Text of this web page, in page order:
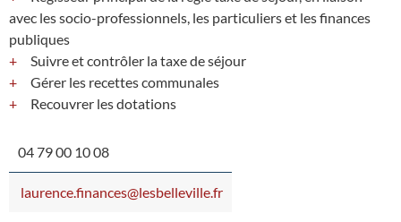
avec les socio-professionnels, les particuliers et les finances
publiques
Suivre et contrôler la taxe de séjour
Gérer les recettes communales
Recouvrer les dotations
04 79 00 10 08
laurence.finances@lesbelleville.fr